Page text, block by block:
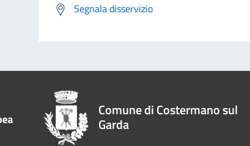
Segnala disservizio
Comune di Costermano sul
Garda